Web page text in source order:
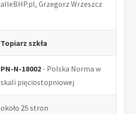
alleBHP.pl, Grzegorz Wrzeszcz
Topiarz szkła
PN-N-18002 - Polska Norma w
skali pięciostopniowej
około 25 stron